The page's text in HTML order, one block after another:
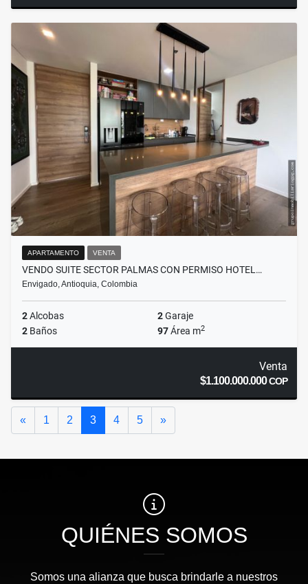
APARTAMENTO VENTA
VENDO SUITE SECTOR PALMAS CON PERMISO HOTEL…
Envigado, Antioquia, Colombia
2Alcobas 2Garaje
2 Baños 97Área m2
Venta
$1.100.000.000COP
« Anterior
1 2 3 4 5 »Siguiente
QUIÉNES SOMOS
Somos una alianza que busca brindarle a nuestros